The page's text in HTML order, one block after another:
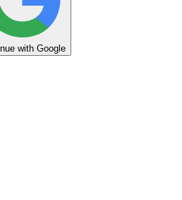
with Google